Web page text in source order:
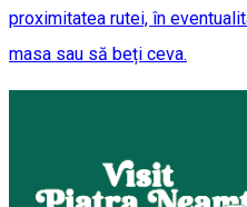
proximitatea rutei, în
masa sau să beți ceva.